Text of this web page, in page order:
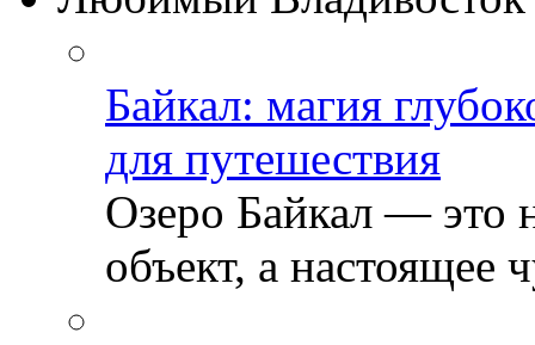
Байкал: магия
для путешествия
Озеро Байкал — это
объект, а настоящее